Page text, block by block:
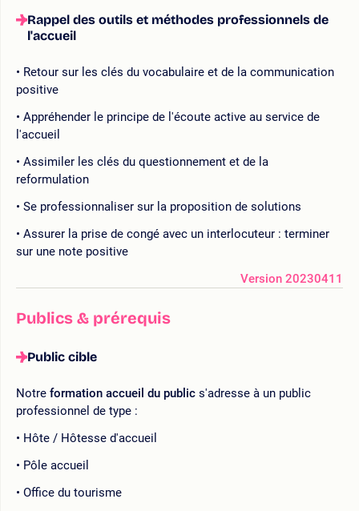
Rappel des outils et méthodes professionnels de
l'accueil
Retour sur les clés du vocabulaire et de la communication
positive
Appréhender le principe de l'écoute active au service de
l'accueil
Assimiler les clés du questionnement et de la
reformulation
Se professionnaliser sur la proposition de solutions
Assurer la prise de congé avec un interlocuteur : terminer
sur une note positive
Version 20230411
Publics & prérequis
Public cible
Notre formation accueil du public s'adresse à un public
professionnel de type :
Hôte / Hôtesse d'accueil
Pôle accueil
Office du tourisme